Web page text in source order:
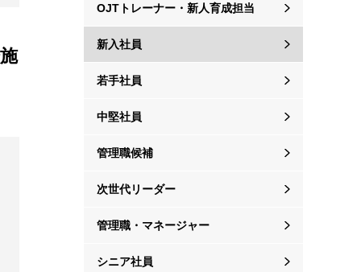
OJTトレーナー・新人育成担当
新入社員
若手社員
中堅社員
管理職候補
次世代リーダー
管理職・マネージャー
シニア社員